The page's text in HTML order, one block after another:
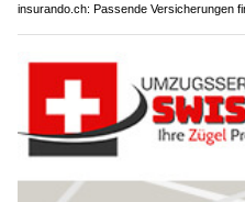
insurando.ch: Passende Versicherungen